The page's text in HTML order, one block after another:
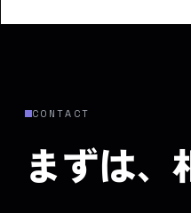
CONTACT
まずは、